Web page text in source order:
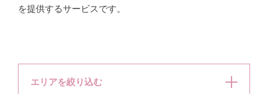
を提供するサービスです。
エリアを絞り込む